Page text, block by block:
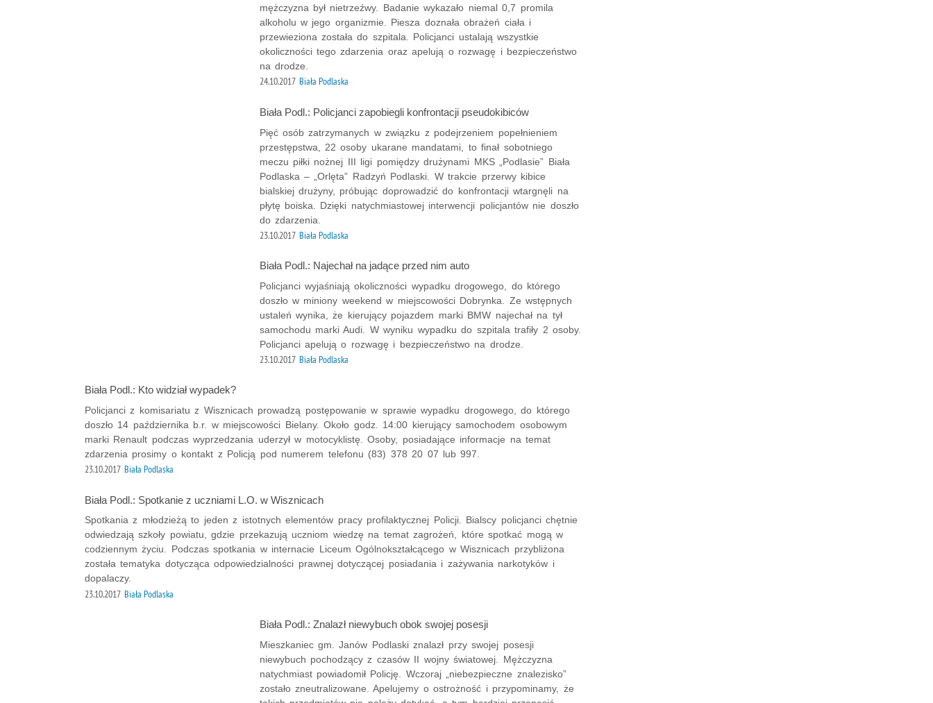
mężczyzna był nietrzeźwy. Badanie wykazało niemal 0,7 promila
alkoholu w jego organizmie. Piesza doznała obrażeń ciała i
przewieziona została do szpitala. Policjanci ustalają wszystkie
okoliczności tego zdarzenia oraz apelują o rozwagę i bezpieczeństwo
na drodze.
24.10.2017 Biała Podlaska
Biała Podl.: Policjanci zapobiegli konfrontacji pseudokibiców
Pięć osób zatrzymanych w związku z podejrzeniem popełnieniem
przestępstwa, 22 osoby ukarane mandatami, to finał sobotniego
meczu piłki nożnej III ligi pomiędzy drużynami MKS „Podlasie” Biała
Podlaska – „Orlęta” Radzyń Podlaski. W trakcie przerwy kibice
bialskiej drużyny, próbując doprowadzić do konfrontacji wtargnęli na
płytę boiska. Dzięki natychmiastowej interwencji policjantów nie doszło
do zdarzenia.
23.10.2017 Biała Podlaska
Biała Podl.: Najechał na jadące przed nim auto
Policjanci wyjaśniają okoliczności wypadku drogowego, do którego
doszło w miniony weekend w miejscowości Dobrynka. Ze wstępnych
ustaleń wynika, że kierujący pojazdem marki BMW najechał na tył
samochodu marki Audi. W wyniku wypadku do szpitala trafiły 2 osoby.
Policjanci apelują o rozwagę i bezpieczeństwo na drodze.
23.10.2017 Biała Podlaska
Biała Podl.: Kto widział wypadek?
Policjanci z komisariatu z Wisznicach prowadzą postępowanie w sprawie wypadku drogowego, do którego
doszło 14 października b.r. w miejscowości Bielany. Około godz. 14:00 kierujący samochodem osobowym
marki Renault podczas wyprzedzania uderzył w motocyklistę. Osoby, posiadające informacje na temat
zdarzenia prosimy o kontakt z Policją pod numerem telefonu (83) 378 20 07 lub 997.
23.10.2017 Biała Podlaska
Biała Podl.: Spotkanie z uczniami L.O. w Wisznicach
Spotkania z młodzieżą to jeden z istotnych elementów pracy profilaktycznej Policji. Bialscy policjanci chętnie
odwiedzają szkoły powiatu, gdzie przekazują uczniom wiedzę na temat zagrożeń, które spotkać mogą w
codziennym życiu. Podczas spotkania w internacie Liceum Ogólnokształcącego w Wisznicach przybliżona
została tematyka dotycząca odpowiedzialności prawnej dotyczącej posiadania i zażywania narkotyków i
dopalaczy.
23.10.2017 Biała Podlaska
Biała Podl.: Znalazł niewybuch obok swojej posesji
Mieszkaniec gm. Janów Podlaski znalazł przy swojej posesji
niewybuch pochodzący z czasów II wojny światowej. Mężczyzna
natychmiast powiadomił Policję. Wczoraj „niebezpieczne znalezisko”
zostało zneutralizowane. Apelujemy o ostrożność i przypominamy, że